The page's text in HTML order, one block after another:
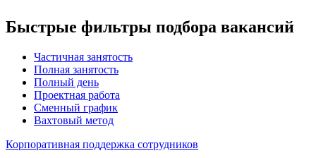
Быстрые фильтры подбора вакансий
Частичная занятость
Полная занятость
Полный день
Проектная работа
Сменный график
Вахтовый метод
Корпоративная поддержка сотрудников